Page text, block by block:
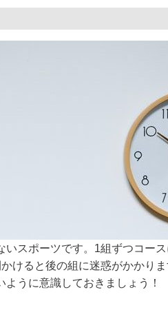
いスポーツです。1組ずつコー
けると後の組に迷惑がかかり
うに意識しておきましょう！